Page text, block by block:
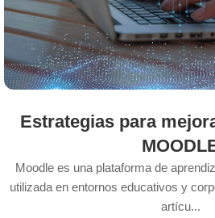
Estrategias para
Moodle es una plataforma de
utilizada en entornos educativos y
artícu...